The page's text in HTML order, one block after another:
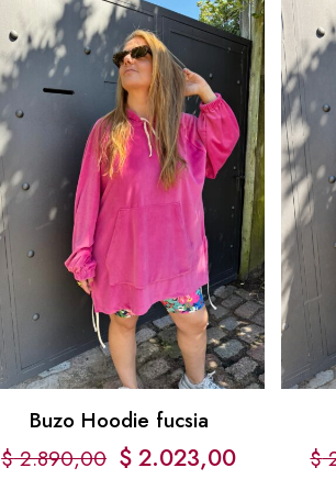
Buzo Hoodie fucsia
$2.890,00 $ 2.023,00
$